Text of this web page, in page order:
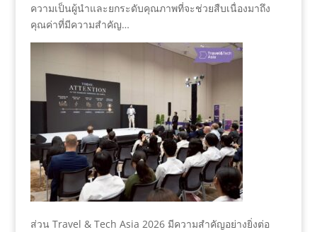
ความเป็นผู้นำและยกระดับคุณภาพที่จะช่วยสืบเนื่องมาถึง
คุณค่าที่มีความสำคัญ…
ส่วน Travel & Tech Asia 2026 มีความสำคัญอย่างยิ่งต่อ